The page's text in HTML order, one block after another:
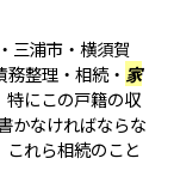
三浦市・横須賀
整理・相続・ 家
特にこの戸籍の収
かなければならな
れら相続のこと